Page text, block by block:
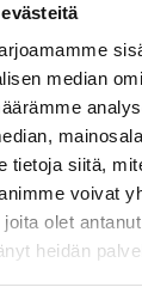
median
tietoja siitä,
voivat
olet
heidän
tiejaoston
Savon